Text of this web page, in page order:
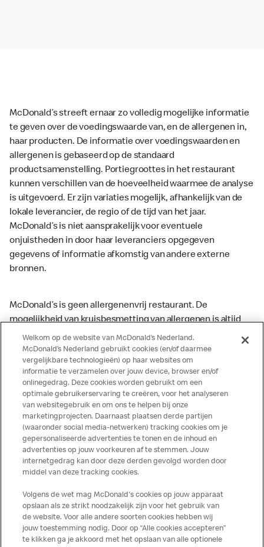
McDonald’s streeft ernaar zo volledig mogelijke informatie
te geven over de voedingswaarde van, en de allergenen in,
haar producten. De informatie over voedingswaarden en
allergenen is gebaseerd op de standaard
productsamenstelling. Portiegroottes in het restaurant
kunnen verschillen van de hoeveelheid waarmee de analyse
is uitgevoerd. Er zijn variaties mogelijk, afhankelijk van de
lokale leverancier, de regio of de tijd van het jaar.
McDonald’s is niet aansprakelijk voor eventuele
onjuistheden in door haar leveranciers opgegeven
gegevens of informatie afkomstig van andere externe
bronnen.
McDonald’s is geen allergenenvrij restaurant. De
mogelijkheid van kruisbesmetting van allergenen is altijd
aanwezig. McDonald’s kan zodoende niet garanderen dat
haar producten geen sporen van allergenen bevatten.
McDonald’s aanvaardt daarom geen aansprakelijkheid
indien een gast als gevolg van het binnenkrijgen van (een
spoor van) een allergeen lichamelijke klachten krijgt. Alle
producten kunnen sporen bevatten van dierlijke
ingrediënten. McDonald’s streeft er naar om de
voedingswaarde- en allergeneninformatie altijd up to date
te houden. De verstrekte informatie is alleen van
toepassing op de in Nederland verkochte producten. Voor
meer informatie over voedingswaarden en allergenen kijk
op de McDonald's website of in de McDonald’s App.
Publicatiefouten voorbehouden.
Welkom op de website van McDonald’s Nederland.
McDonald’s Nederland gebruikt cookies (en/of daarmee
vergelijkbare technologieën) op haar websites om
informatie te verzamelen over jouw device, browser en/of
onlinegedrag. Deze cookies worden gebruikt om een
optimale gebruikerservaring te creëren, voor het analyseren
van websitegebruik en om ons te helpen bij onze
marketingprojecten. Daarnaast plaatsen derde partijen
(waaronder social media-netwerken) tracking cookies om je
gepersonaliseerde advertenties te tonen en de inhoud en
advertenties op jouw voorkeuren af te stemmen. Jouw
internetgedrag kan door deze derden gevolgd worden door
middel van deze tracking cookies.
Volgens de wet mag McDonald's cookies op jouw apparaat
opslaan als ze strikt noodzakelijk zijn voor het gebruik van
de website. Voor alle andere soorten cookies hebben wij
jouw toestemming nodig. Door op “Alle cookies accepteren”
te klikken ga je akkoord met het opslaan van alle optionele